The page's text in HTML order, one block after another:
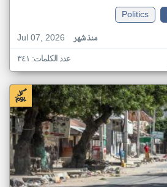
Politics
Jul 07, 2026
منذ شهر
عدد الكلمات: ٣٤١